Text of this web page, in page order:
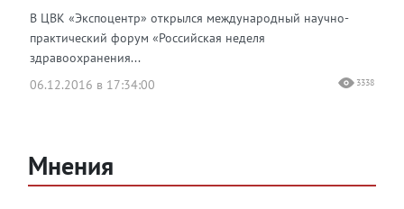
В ЦВК «Экспоцентр» открылся международный научно-
практический форум «Российская неделя
здравоохранения...
06.12.2016 в 17:34:00
3338
Мнения